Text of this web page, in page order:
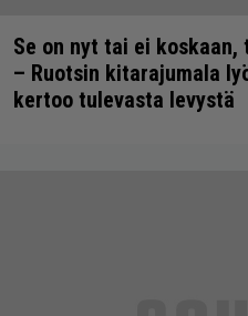
Se on nyt tai ei koskaan,
– Ruotsin kitarajumala
kertoo tulevasta levystä